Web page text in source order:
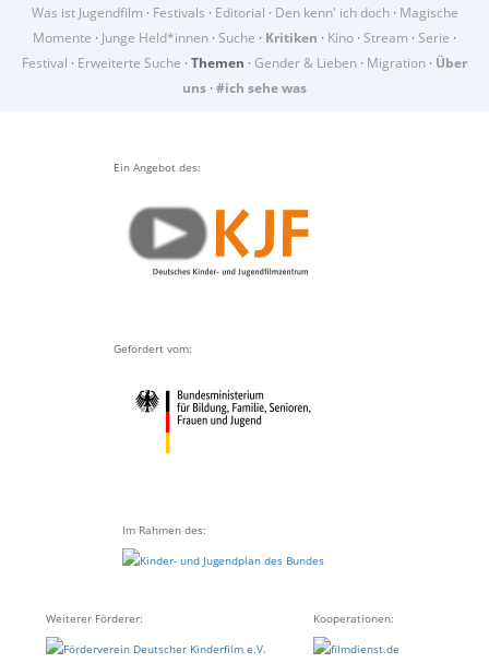
Was ist Jugendfilm · Festivals · Editorial · Den kenn' ich doch· Magische
Momente · Junge Held*innen · Suche · Kritiken · Kino · Stream · Serie ·
Festival · Erweiterte Suche · Themen · Gender & Lieben · Migration · Über
uns · #ich sehe was
Ein Angebot des:
Gefördert vom:
Im Rahmen des:
Weiterer Förderer: Kooperationen: